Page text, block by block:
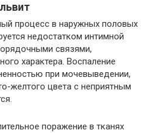
процесс в наружных половых
недостатком интимной
связями,
характера. Воспаление
при мочевыведении,
желтого цвета с неприятным
поражение в тканях